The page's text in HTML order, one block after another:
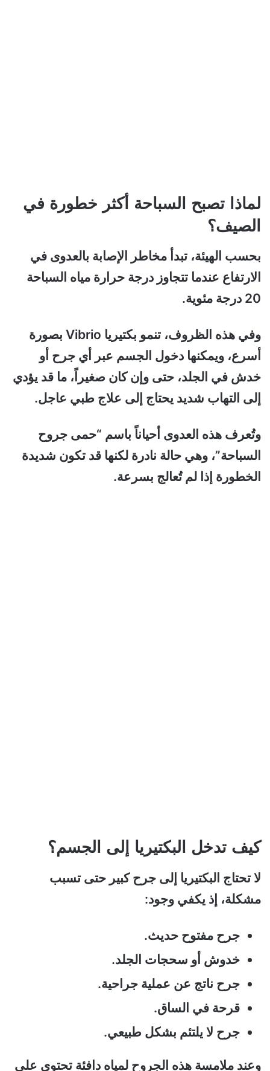
لماذا تصبح السباحة أكثر خطورة في
الصيف؟
بحسب الهيئة، تبدأ مخاطر الإصابة بالعدوى في
الارتفاع عندما تتجاوز درجة حرارة مياه السباحة
20 درجة مئوية.
وفي هذه الظروف، تنمو بكتيريا Vibrio بصورة
أسرع، ويمكنها دخول الجسم عبر أي جرح أو
خدش في الجلد، حتى وإن كان صغيراً، ما قد يؤدي
إلى التهاب شديد يحتاج إلى علاج طبي عاجل.
وتُعرف هذه العدوى أحياناً باسم “حمى جروح
السباحة”، وهي حالة نادرة لكنها قد تكون شديدة
الخطورة إذا لم تُعالج بسرعة.
كيف تدخل البكتيريا إلى الجسم؟
لا تحتاج البكتيريا إلى جرح كبير حتى تسبب
مشكلة، إذ يكفي وجود:
جرح مفتوح حديث.
خدوش أو سحجات الجلد.
جرح ناتج عن عملية جراحية.
قرحة في الساق.
جرح لا يلتئم بشكل طبيعي.
وعند ملامسة هذه الجروح لمياه دافئة تحتوي على